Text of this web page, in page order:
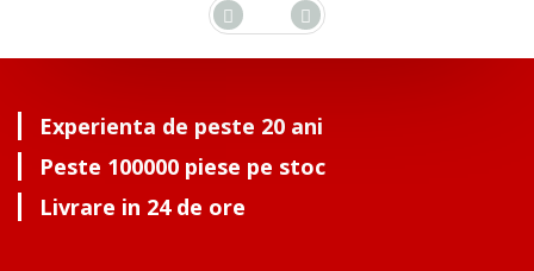
Experienta de peste 20 ani
Peste 100000 piese pe stoc
Livrare in 24 de ore